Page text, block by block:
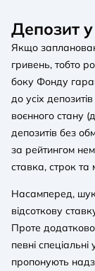
Депозит
Якщо
гривень, тобто
боку Фонду
до усіх
воєнного стану
депозитів без
за рейтингом
ставка, строк та
Насамперед,
відсоткову
Проте
певні
пропонують